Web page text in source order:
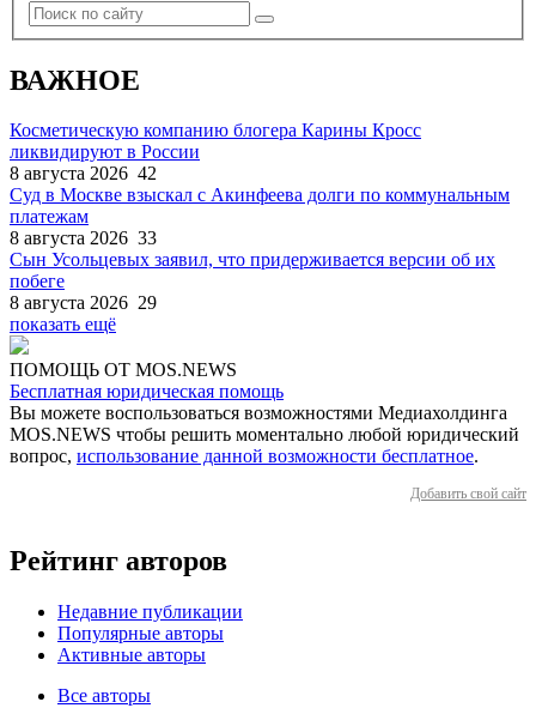
ВАЖНОЕ
Косметическую компанию блогера Карины Кросс
ликвидируют в России
8 августа 2026 42
Суд в Москве взыскал с Акинфеева долги по коммунальным
платежам
8 августа 2026 33
Сын Усольцевых заявил, что придерживается версии об их
побеге
8 августа 2026 29
показать ещё
ПОМОЩЬ ОТ MOS.NEWS
Бесплатная юридическая помощь
Вы можете воспользоваться возможностями Медиахолдинга
MOS.NEWS чтобы решить моментально любой юридический
вопрос, использование данной возможности бесплатное.
Добавить свой сайт
Рейтинг авторов
Недавние публикации
Популярные авторы
Активные авторы
Все авторы